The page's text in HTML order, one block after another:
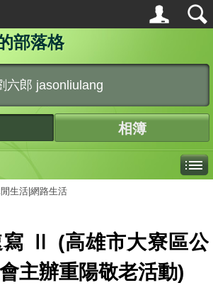
部落格
六郎 jasonliulang
相簿
生活|網路生活
寫 Ⅱ (高雄市大寮區公
主辦重陽敬老活動)